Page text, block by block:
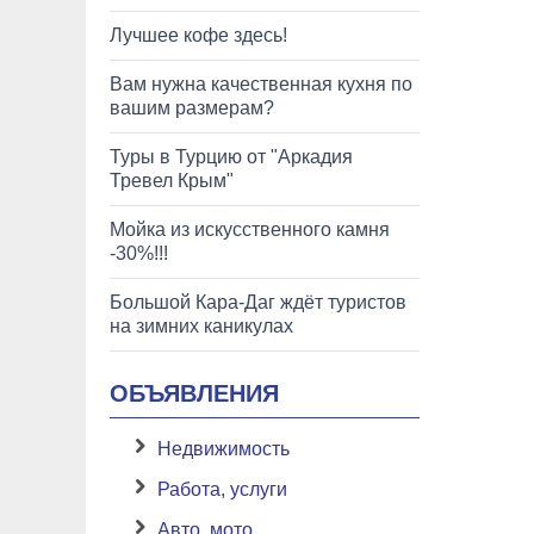
Лучшее кофе здесь!
Вам нужна качественная кухня по
вашим размерам?
Туры в Турцию от "Аркадия
Тревел Крым"
Мойка из искусственного камня
-30%!!!
Большой Кара-Даг ждёт туристов
на зимних каникулах
ОБЪЯВЛЕНИЯ
Недвижимость
Работа, услуги
Авто, мото